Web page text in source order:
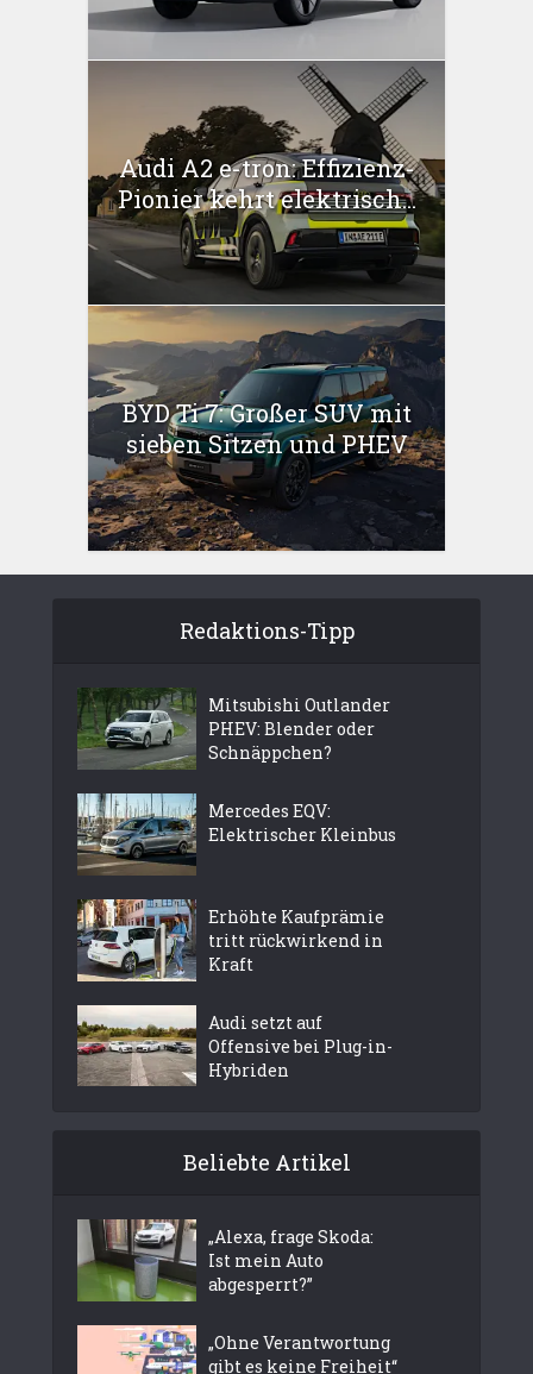
Audi A2 e-tron: Effizienz-
Pionier kehrt elektrisch...
BYD Ti 7: Großer SUV mit
sieben Sitzen und PHEV
Redaktions-Tipp
Mitsubishi Outlander
PHEV: Blender oder
Schnäppchen?
Mercedes EQV:
Elektrischer Kleinbus
Erhöhte Kaufprämie
tritt rückwirkend in
Kraft
Audi setzt auf
Offensive bei Plug-in-
Hybriden
Beliebte Artikel
„Alexa, frage Skoda:
Ist mein Auto
abgesperrt?”
„Ohne Verantwortung
gibt es keine Freiheit“